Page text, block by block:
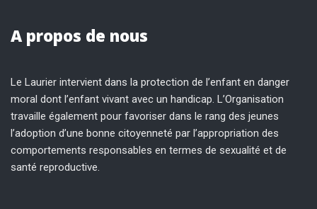
A propos de nous
Le Laurier intervient dans la protection de l’enfant en danger
moral dont l’enfant vivant avec un handicap. L’Organisation
travaille également pour favoriser dans le rang des jeunes
l’adoption d’une bonne citoyenneté par l’appropriation des
comportements responsables en termes de sexualité et de
santé reproductive.